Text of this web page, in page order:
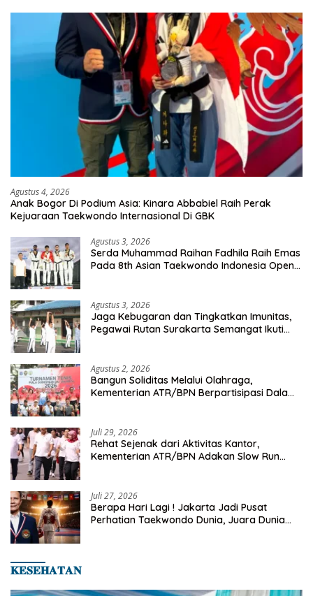
Agustus 4, 2026
Anak Bogor Di Podium Asia: Kinara Abbabiel Raih Perak
Kejuaraan Taekwondo Internasional Di GBK
Agustus 3, 2026
Serda Muhammad Raihan Fadhila Raih Emas
Pada 8th Asian Taekwondo Indonesia Open
Agustus 3, 2026
Jaga Kebugaran dan Tingkatkan Imunitas,
Pegawai Rutan Surakarta Semangat Ikuti
Agustus 2, 2026
Bangun Soliditas Melalui Olahraga,
Kementerian ATR/BPN Berpartisipasi Dalam
Juli 29, 2026
Rehat Sejenak dari Aktivitas Kantor,
Kementerian ATR/BPN Adakan Slow Run
Juli 27, 2026
Berapa Hari Lagi ! Jakarta Jadi Pusat
Perhatian Taekwondo Dunia, Juara Dunia
𝐊𝐄𝐒𝐄𝐇𝐀𝐓𝐀𝐍